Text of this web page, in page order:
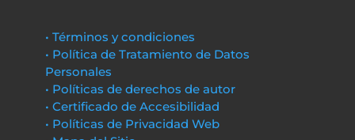
• Términos y condiciones
• Política de Tratamiento de Datos
Personales
• Políticas de derechos de autor
• Certificado de Accesibilidad
• Políticas de Privacidad Web